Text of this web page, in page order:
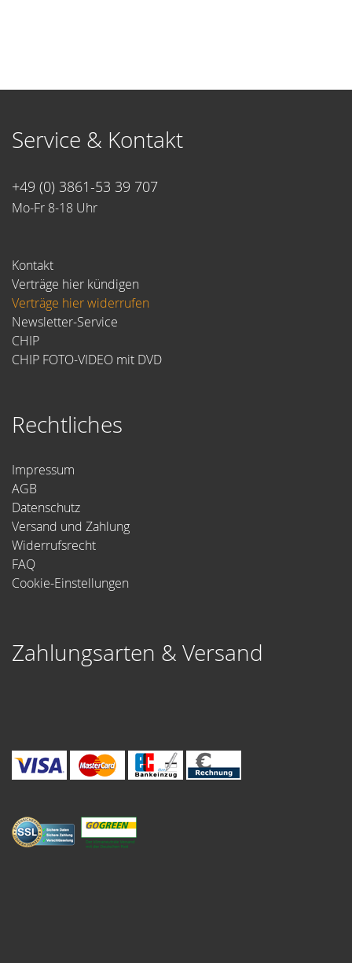
Service & Kontakt
+49 (0) 3861-53 39 707
Mo-Fr 8-18 Uhr
Kontakt
Verträge hier kündigen
Verträge hier widerrufen
Newsletter-Service
CHIP
CHIP FOTO-VIDEO mit DVD
Rechtliches
Impressum
AGB
Datenschutz
Versand und Zahlung
Widerrufsrecht
FAQ
Cookie-Einstellungen
Zahlungsarten & Versand